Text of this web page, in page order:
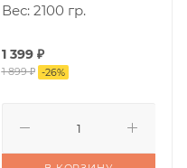
Вес: 2100 гр.
1 399₽
1 899₽ -26%